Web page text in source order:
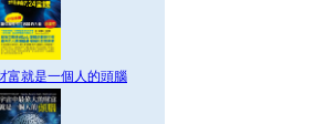
富就是一個人的頭腦